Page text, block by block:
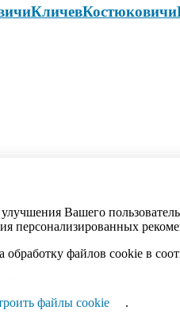
КличевКостюковичи
Вашего
персонализированных
файлов cookie в
файлы cookie .
Политика обработки
17-518. Время